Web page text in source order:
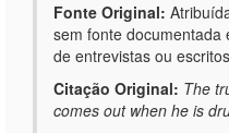
Fonte Original:
sem fonte documentada
de entrevistas ou
Citação Original: The
comes out when he is